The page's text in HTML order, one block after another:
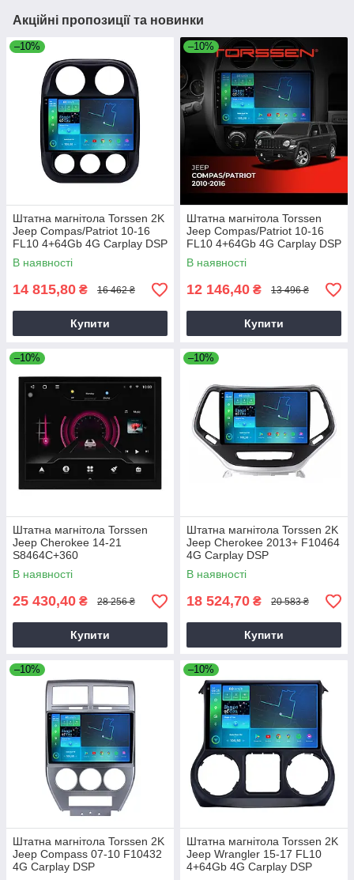
Акційні пропозиції та новинки
–10%
Штатна магнітола Torssen 2K
Jeep Compas/Patriot 10-16
FL10 4+64Gb 4G Carplay DSP
В наявності
14 815,80 ₴ 16 462 ₴
Купити
–10%
Штатна магнітола Torssen
Jeep Compas/Patriot 10-16
FL10 4+64Gb 4G Carplay DSP
В наявності
12 146,40 ₴ 13 496 ₴
Купити
–10%
Штатна магнітола Torssen
Jeep Cherokee 14-21
S8464C+360
В наявності
25 430,40 ₴ 28 256 ₴
Купити
–10%
Штатна магнітола Torssen 2K
Jeep Cherokee 2013+ F10464
4G Carplay DSP
В наявності
18 524,70 ₴ 20 583 ₴
Купити
–10%
Штатна магнітола Torssen 2K
Jeep Compass 07-10 F10432
4G Carplay DSP
–10%
Штатна магнітола Torssen 2K
Jeep Wrangler 15-17 FL10
4+64Gb 4G Carplay DSP